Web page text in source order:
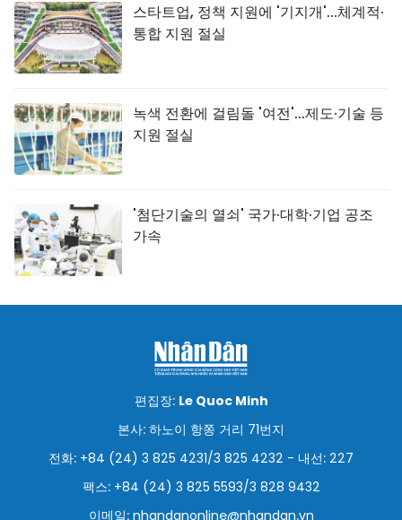
스타트업, 정책 지원에 '기지개'...체계적·
통합 지원 절실
녹색 전환에 걸림돌 '여전'...제도·기술 등
지원 절실
'첨단기술의 열쇠' 국가·대학·기업 공조
가속
편집장: Le Quoc Minh
본사: 하노이 항쫑 거리 71번지
전화: +84 (24) 3 825 4231/3 825 4232 - 내선: 227
팩스: +84 (24) 3 825 5593/3 828 9432
이메일: nhandanonline@nhandan.vn